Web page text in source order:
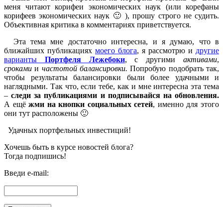
меня читают корифеи экономических наук (или корефаны
корифеев экономических наук 🙂 ), прошу строго не судить.
Объективная критика в комментариях приветствуется.
Эта тема мне достаточно интересна, и я думаю, что в
ближайших публикациях моего блога, я рассмотрю и другие
варианты Портфеля Лежебоки, с другимиактивами,
сроками и частотой балансировки. Попробую подобрать так,
чтобы результаты балансировки были более удачными и
наглядными. Так что, если тебе, как и мне интересна эта тема
–следи за публикациями и подписывайся на обновления.
А ещёжми на кнопки социальных сетей, именно для этого
они тут расположены 🙂
Удачных портфельных инвестиций!
Хочешь быть в курсе новостей блога?
Тогда подпишись!
Введи e-mail: